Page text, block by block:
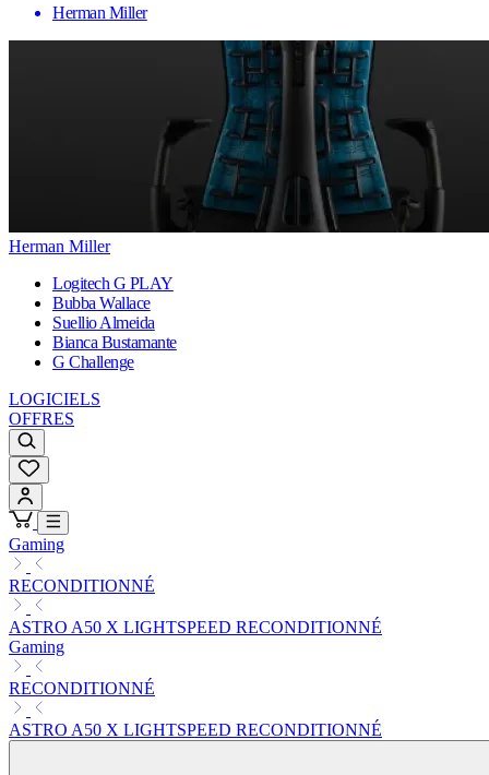
Herman Miller
Herman Miller
Logitech G PLAY
Bubba Wallace
Suellio Almeida
Bianca Bustamante
G Challenge
LOGICIELS
OFFRES
Gaming
RECONDITIONNÉ
ASTRO A50 X LIGHTSPEED RECONDITIONNÉ
Gaming
RECONDITIONNÉ
ASTRO A50 X LIGHTSPEED RECONDITIONNÉ